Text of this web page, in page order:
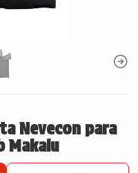
Nevecon para
Makalu